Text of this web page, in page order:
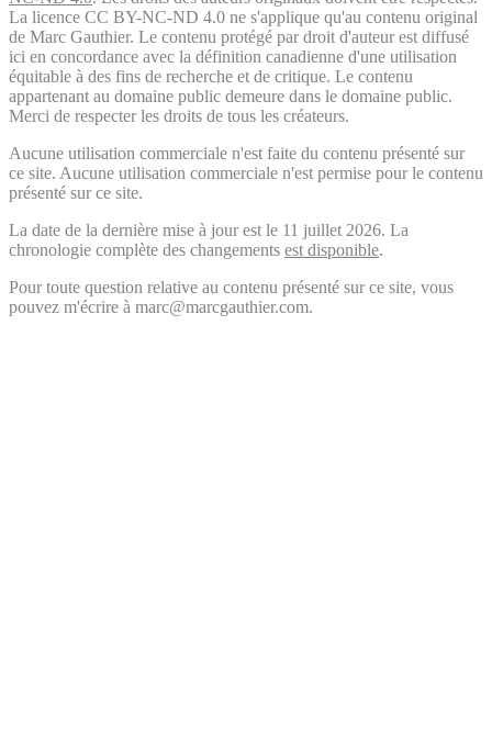
La licence CC BY-NC-ND 4.0 ne s'applique qu'au contenu original
de Marc Gauthier. Le contenu protégé par droit d'auteur est diffusé
ici en concordance avec la définition canadienne d'une utilisation
équitable à des fins de recherche et de critique. Le contenu
appartenant au domaine public demeure dans le domaine public.
Merci de respecter les droits de tous les créateurs.
Aucune utilisation commerciale n'est faite du contenu présenté sur
ce site. Aucune utilisation commerciale n'est permise pour le contenu
présenté sur ce site.
La date de la dernière mise à jour est le 11 juillet 2026. La
chronologie complète des changements est disponible.
Pour toute question relative au contenu présenté sur ce site, vous
pouvez m'écrire à marc@marcgauthier.com.